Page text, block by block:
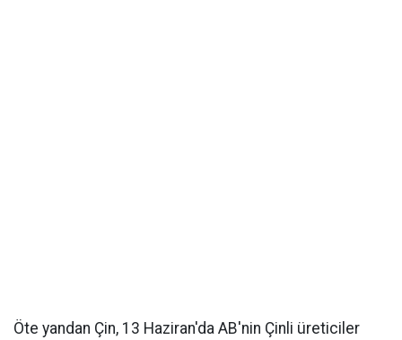
Öte yandan Çin, 13 Haziran'da AB'nin Çinli üreticiler